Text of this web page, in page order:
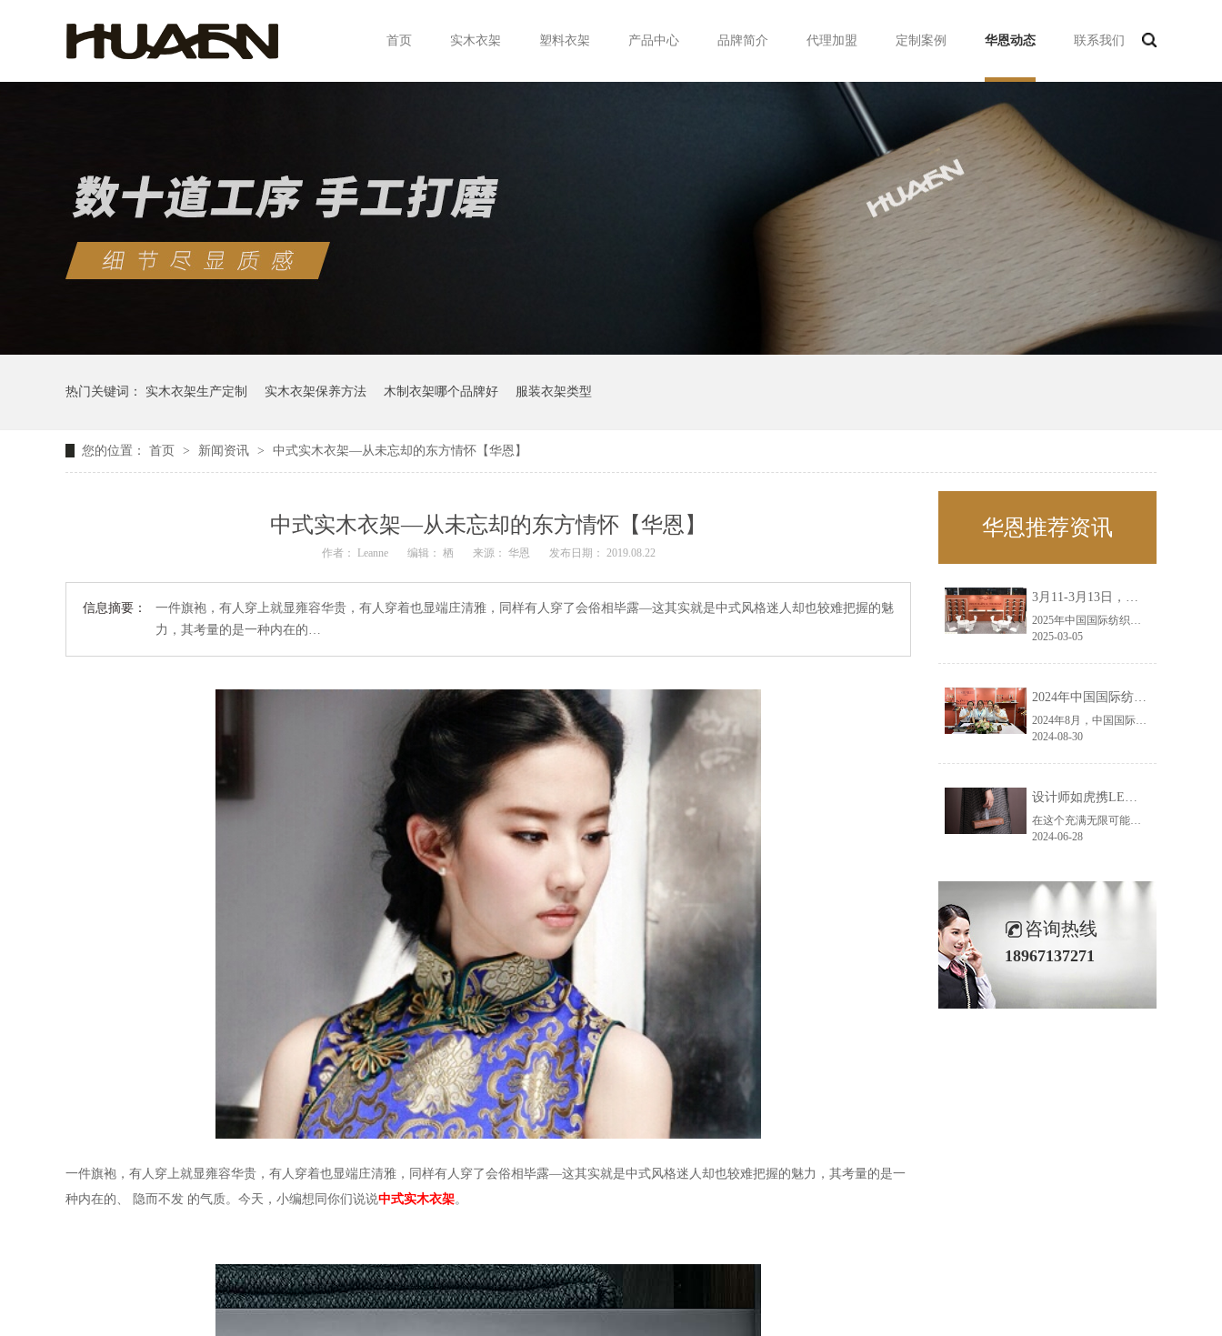
首页 实木衣架 塑料衣架 产品中心 品牌简介 代理加盟 定制案例 华恩动态 联系我们
热门关键词： 实木衣架生产定制 实木衣架保养方法 木制衣架哪个品牌好 服装衣架类型
您的位置： 首页 > 新闻资讯 > 中式实木衣架—从未忘却的东方情怀【华恩】
中式实木衣架—从未忘却的东方情怀【华恩】
作者： Leanne 编辑： 栖 来源： 华恩 发布日期： 2019.08.22
信息摘要：
一件旗袍，有人穿上就显雍容华贵，有人穿着也显端庄清雅，同样有人穿了会俗相毕露—这其实就是中式风格迷人却也较难把握的魅
力，其考量的是一种内在的…
一件旗袍，有人穿上就显雍容华贵，有人穿着也显端庄清雅，同样有人穿了会俗相毕露—这其实就是中式风格迷人却也较难把握的魅力，其考量的是一
种内在的、
隐而不发 的气质。今天，小编想同你们说说中式实木衣架。
华恩推荐资讯
3月11-3月13日，华恩诚邀您共赴上海面辅料春夏展——华恩
2025年中国国际纺织面料及辅料（春夏）博览会即将盛大开启！感谢您对华恩品牌的关注！3.11-3.13，杭州华恩（LEMONLEE）诚邀您共赴这场春日的宴会！
2025-03-05
2024年中国国际纺织面料及辅料（秋冬）博览会完美收官！——华恩
2024年8月，中国国际纺织面料及辅料（秋冬）博览会完美收官！作为一家拥有30年历史的专业衣架制造商，我们非常荣幸能够参与这一盛会，并在此期间与众多客户进行了广泛而深入的交流。
2024-08-30
设计师如虎携LEMONLEE红雪松礼盒荣获第六届未来·已来香港新锐当代设计奖铜奖
在这个充满无限可能的2024年夏季，LEMONLEE品牌设计师如虎以其非凡的创意与对自然的深刻理解，精心打造的红雪松木球礼盒，在“2024未来·已来——第六届香港新锐当代设计奖”中摘得铜奖。这不仅是对设计师如虎原创设计能力的嘉奖，更是对LEMONLEE品牌的高度认可。
2024-06-28
咨询热线
18967137271